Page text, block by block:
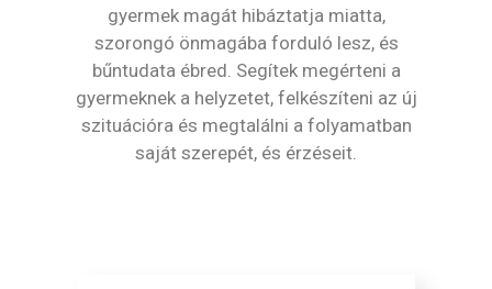
gyermek magát hibáztatja miatta,
szorongó önmagába forduló lesz, és
bűntudata ébred. Segítek megérteni a
gyermeknek a helyzetet, felkészíteni az új
szituációra és megtalálni a folyamatban
saját szerepét, és érzéseit.